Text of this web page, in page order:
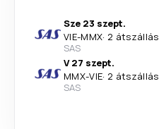
Sze 23 szept.
VIE-MMX· 2 átszállás
SAS
V 27 szept.
MMX-VIE· 2 átszállás
SAS